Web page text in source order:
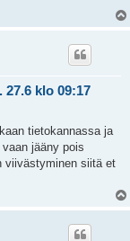
27.6 klo 09:17
tietokannassa ja
jääny pois
viivästyminen siitä et